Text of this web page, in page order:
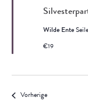
Wilde Ente
€19
VorherigeVeranstaltungen